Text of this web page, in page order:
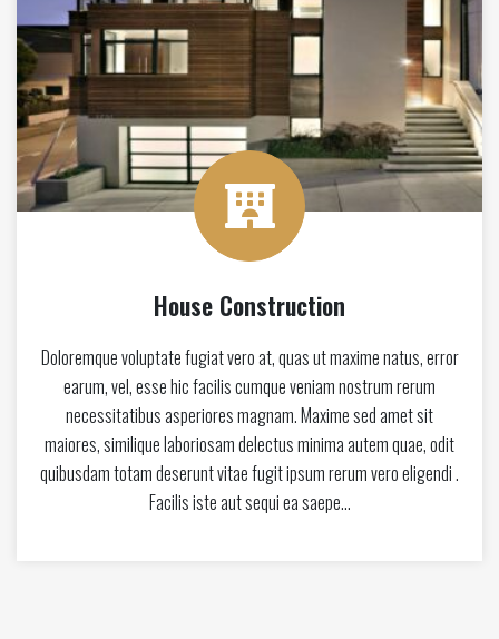
House Construction
Doloremque voluptate fugiat vero at, quas ut maxime natus, error
earum, vel, esse hic facilis cumque veniam nostrum rerum
necessitatibus asperiores magnam. Maxime sed amet sit
maiores, similique laboriosam delectus minima autem quae, odit
quibusdam totam deserunt vitae fugit ipsum rerum vero eligendi .
Facilis iste aut sequi ea saepe…